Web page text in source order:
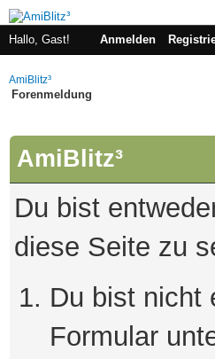
Hallo, Gast! Anmelden
AmiBlitz³
Forenmeldung
AmiBlitz³
Du bist
diese Seite zu
Du bist nicht
Formular